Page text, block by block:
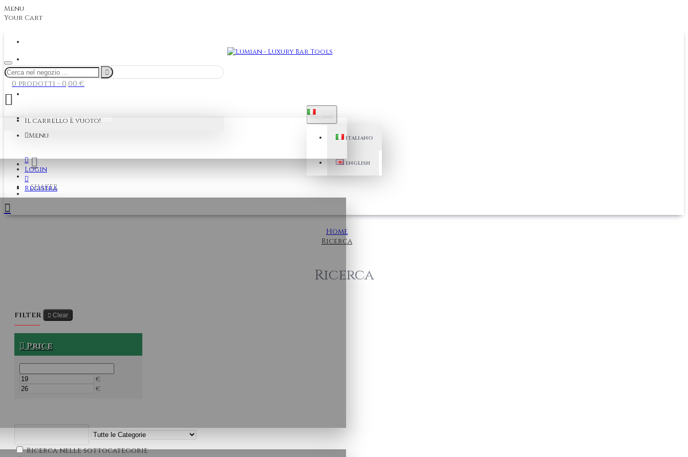
Menu
Your Cart
Info Spedizioni ITALIA
ITALIANO
ITALIANO
ENGLISH
AccountLogin / Register
Comparazione prodotti
Lista dei desideri
0 prodotti - 0,00 €
Il carrello è vuoto!
Menu
SHAKER
Login
Registra
Home
Ricerca
Ricerca
FILTER Clear
Price
€
€
Ricerca nelle sottocategorie